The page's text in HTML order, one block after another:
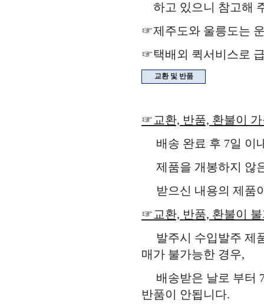
하고 있으니 참고해
☞제주도와 울릉도는
☞택배외 퀵서비스로
교환 및 반품
☞교환, 반품, 환불이
배송 완료 후 7일 이
제품을 개봉하지 않
받으신 내용의 제품
☞교환, 반품, 환불이
발주시 수입발주 제
매가 불가능한 경우,
배송받은 날로 부터
반품이 안됩니다.